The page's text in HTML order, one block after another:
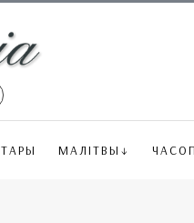
МАЛІТВЫ